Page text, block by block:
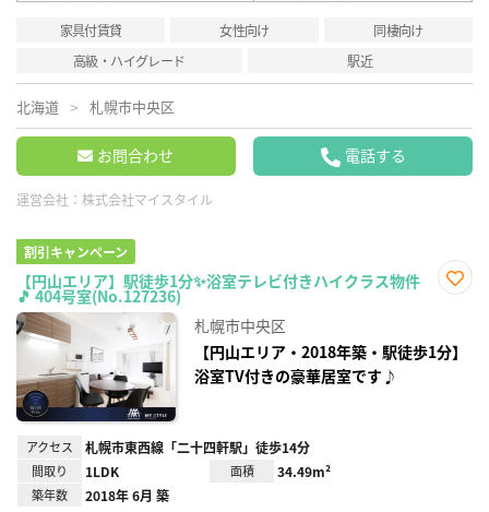
家具付賃貸 女性向け
同棲向け
高級・ハイグレード
駅近
北海道 札幌市中央区
お問合わせ 電話する
運営会社： 株式会社マイスタイル
割引キャンペーン
【円山エリア】駅徒歩1分✨浴室テレビ付きハイクラス物件
🎵 404号室(No.127236)
録
札幌市中央区
【円山エリア・2018年築・駅徒歩1分】
浴室TV付きの豪華居室です♪
アクセス 札幌市東西線「二十四軒駅」徒歩14分
間取り 1LDK 面積 34.49m²
築年数 2018年 6月 築